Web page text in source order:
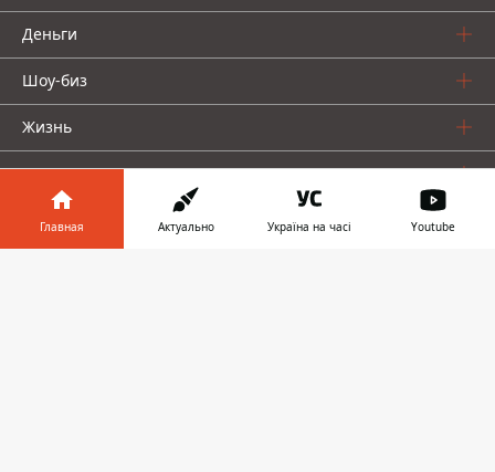
Деньги
Шоу-биз
Жизнь
О нас
Главная Актуально Україна на часі Youtube